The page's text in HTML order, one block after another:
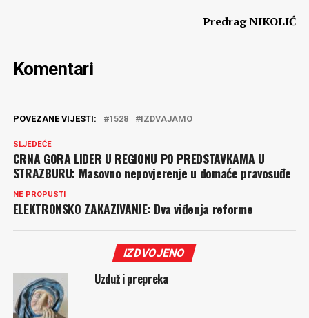
Predrag NIKOLIĆ
Komentari
POVEZANE VIJESTI: 1528 IZDVAJAMO
SLJEDEĆE
CRNA GORA LIDER U REGIONU PO PREDSTAVKAMA U
STRAZBURU: Masovno nepovjerenje u domaće pravosuđe
NE PROPUSTI
ELEKTRONSKO ZAKAZIVANJE: Dva viđenja reforme
IZDVOJENO
Uzduž i prepreka